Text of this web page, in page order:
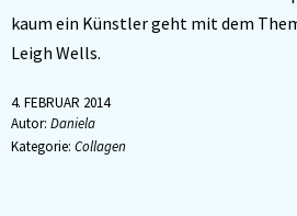
kaum ein Künstler geht mit dem
Leigh Wells.
4. FEBRUAR 2014
Autor: Daniela
Kategorie: Collagen